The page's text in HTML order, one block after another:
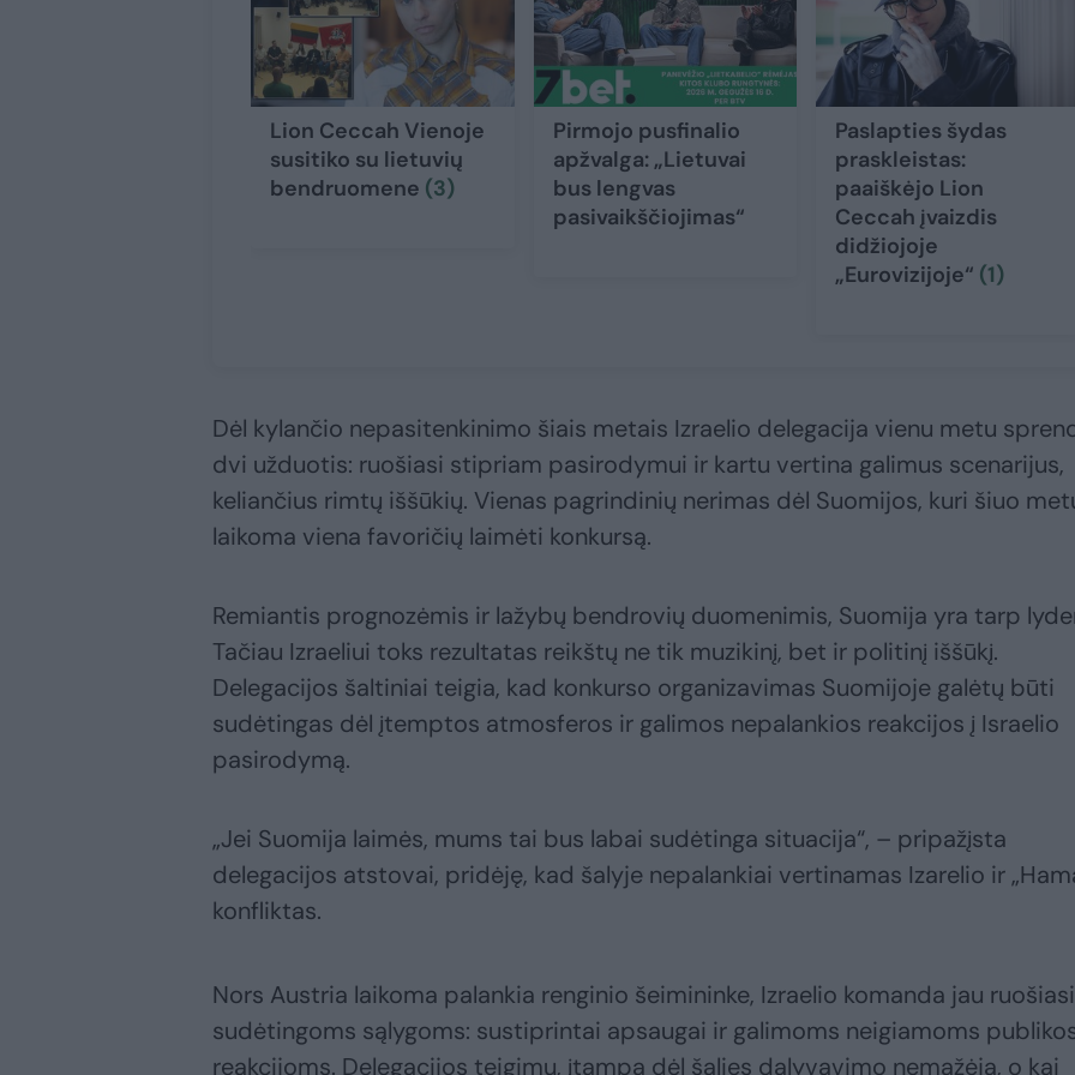
Lion Ceccah Vienoje
susitiko su lietuvių
bendruomene (3)
Pirmojo pusfinalio
apžvalga: „Lietuvai
bus lengvas
pasivaikščiojimas“
Paslapties šydas
praskleistas:
paaiškėjo Lion
Ceccah įvaizdis
didžiojoje
„Eurovizijoje“ (1)
Dėl kylančio nepasitenkinimo šiais metais Izraelio delegacija vienu metu
dvi užduotis: ruošiasi stipriam pasirodymui ir kartu vertina galimus scenarijus,
keliančius rimtų iššūkių. Vienas pagrindinių nerimas dėl Suomijos, kuri šiuo
laikoma viena favoričių laimėti konkursą.
Remiantis prognozėmis ir lažybų bendrovių duomenimis, Suomija yra tarp
Tačiau Izraeliui toks rezultatas reikštų ne tik muzikinį, bet ir politinį iššūkį.
Delegacijos šaltiniai teigia, kad konkurso organizavimas Suomijoje galėtų būti
sudėtingas dėl įtemptos atmosferos ir galimos nepalankios reakcijos į Israelio
pasirodymą.
„Jei Suomija laimės, mums tai bus labai sudėtinga situacija“, – pripažįsta
delegacijos atstovai, pridėję, kad šalyje nepalankiai vertinamas Izarelio ir
konfliktas.
Nors Austria laikoma palankia renginio šeimininke, Izraelio komanda jau ruošiasi
sudėtingoms sąlygoms: sustiprintai apsaugai ir galimoms neigiamoms
reakcijoms. Delegacijos teigimu, įtampa dėl šalies dalyvavimo nemažėja, o kai